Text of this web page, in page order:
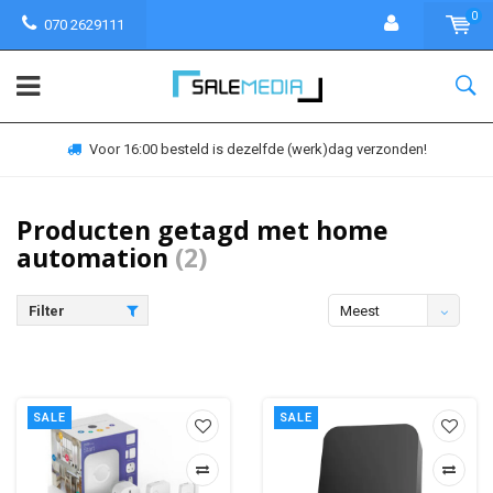
070 2629111
0
Voor 16:00 besteld is dezelfde (werk)dag verzonden!
Producten getagd met home
automation(2)
Filter
Meest
SALE SALE